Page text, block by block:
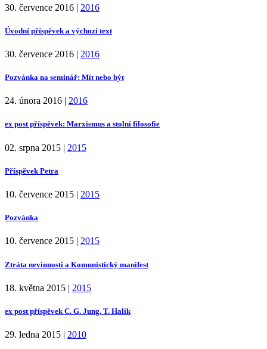
30. července 2016 | 2016
Úvodní příspěvek a výchozí text
30. července 2016 | 2016
Pozvánka na seminář: Mít nebo být
24. února 2016 | 2016
ex post příspěvek: Marxismus a stolní filosofie
02. srpna 2015 | 2015
Příspěvek Petra
10. července 2015 | 2015
Pozvánka
10. července 2015 | 2015
Ztráta nevinnosti a Komunistický manifest
18. května 2015 | 2015
ex post příspěvek C. G. Jung, T. Halík
29. ledna 2015 | 2010